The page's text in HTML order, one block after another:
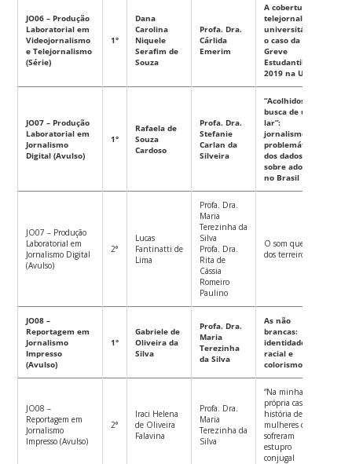
JO06 – Produção
Laboratorial em
Videojornalismo
e Telejornalismo
(Série)
1°
Dana
Carolina
Niquele
Serafim de
Souza
Profa. Dra.
Cárlida
Emerim
A cobertura
telejornalística
universitária:
o caso da
Greve
Estudantil
2019 na UFSC
JO07 – Produção
Laboratorial em
Jornalismo
Digital (Avulso)
1°
Rafaela de
Souza
Cardoso
Profa. Dra.
Stefanie
Carlan da
Silveira
“Acolhidos na
busca de um
lar”:
jornalismo e a
problemática
dos dados
sobre adoção
no Brasil
JO07 – Produção
Laboratorial em
Jornalismo Digital
(Avulso)
2°
Lucas
Fantinatti de
Lima
Profa. Dra.
Maria
Terezinha da
Silva
Profa. Dra.
Rita de
Cássia
Romeiro
Paulino
O som que vem
dos terreiros
JO08 –
Reportagem em
Jornalismo
Impresso
(Avulso)
1°
Gabriele de
Oliveira da
Silva
Profa. Dra.
Maria
Terezinha
da Silva
As não
brancas:
identidade
racial e
colorismo
JO08 –
Reportagem em
Jornalismo
Impresso (Avulso)
2°
Iraci Helena
de Oliveira
Falavina
Profa. Dra.
Maria
Terezinha da
Silva
“Na minha
própria casa”: a
história de
mulheres que
sofreram
estupro
conjugal